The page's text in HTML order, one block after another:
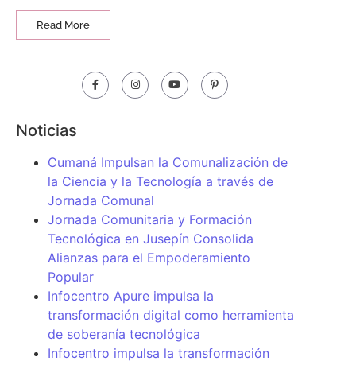
Read More
Noticias
Cumaná Impulsan la Comunalización de
la Ciencia y la Tecnología a través de
Jornada Comunal
Jornada Comunitaria y Formación
Tecnológica en Jusepín Consolida
Alianzas para el Empoderamiento
Popular
Infocentro Apure impulsa la
transformación digital como herramienta
de soberanía tecnológica
Infocentro impulsa la transformación